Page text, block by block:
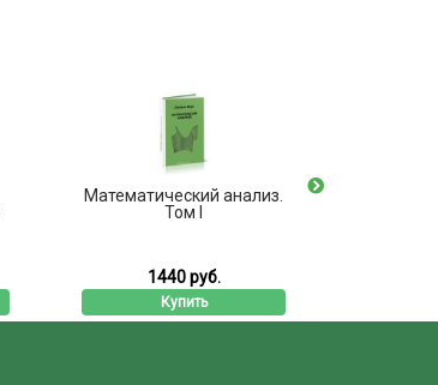
Математический анализ.
Том I
1440 руб.
Купить